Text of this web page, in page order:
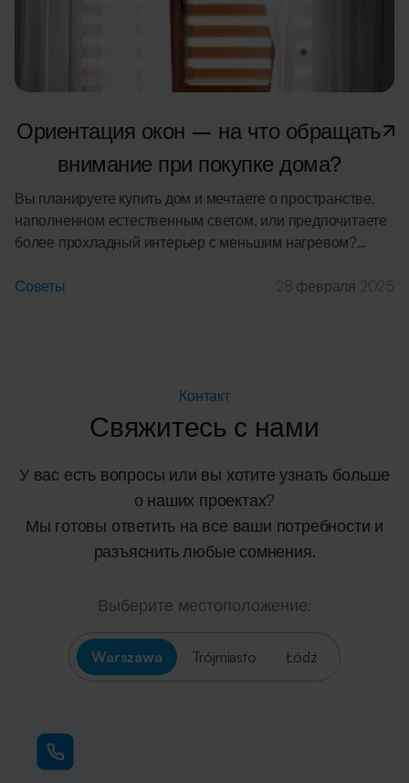
Ориентация окон – на что обращать
внимание при покупке дома?
Вы планируете купить дом и мечтаете о пространстве,
наполненном естественным светом, или предпочитаете
более прохладный интерьер с меньшим нагревом?
проектирование будущего жилья – это увлекательный,
Cоветы 28 февраля 2025
Контакт
Свяжитесь с нами
У вас есть вопросы или вы хотите узнать больше
о наших проектах?
Мы готовы ответить на все ваши потребности и
разъяснить любые сомнения.
Выберите местоположение:
Warszawa Trójmiasto Łódź